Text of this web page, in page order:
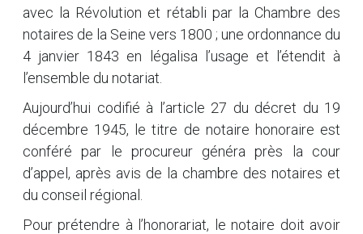
avec la Révolution et rétabli par la Chambre des
notaires de la Seine vers 1800 ; une ordonnance du
4 janvier 1843 en légalisa l’usage et l’étendit à
l’ensemble du notariat.
Aujourd’hui codifié à l’article 27 du décret du 19
décembre 1945, le titre de notaire honoraire est
conféré par le procureur généra près la cour
d’appel, après avis de la chambre des notaires et
du conseil régional.
Pour prétendre à l’honorariat, le notaire doit avoir